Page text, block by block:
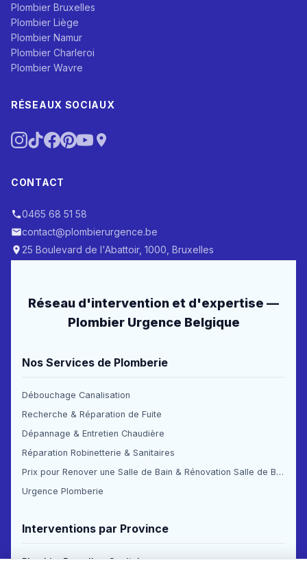
Plombier Bruxelles
Plombier Liège
Plombier Namur
Plombier Charleroi
Plombier Wavre
RÉSEAUX SOCIAUX
CONTACT
0465 68 51 58
contact@plombierurgence.be
25 Boulevard de l'Abattoir, 1000, Bruxelles
Réseau d'intervention et d'expertise —
Plombier Urgence Belgique
Nos Services de Plomberie
Débouchage Canalisation
Recherche & Réparation de Fuite
Dépannage & Entretien Chaudière
Réparation Robinetterie & Sanitaires
Prix pour Renover une Salle de Bain & Rénovation Salle de Bain Prix
Urgence Plomberie
Interventions par Province
Plombier Bruxelles-Capitale